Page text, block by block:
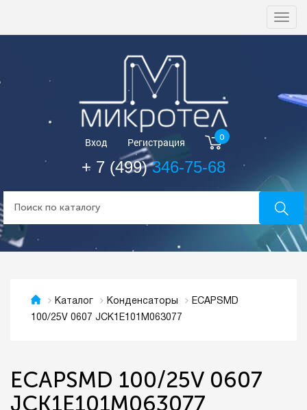
Вход Регистрация 0
+ 7 (499)346-75-68
Каталог Конденсаторы
ECAPSMD
100/25V 0607 JCK1E101M063077
ECAPSMD 100/25V 0607
JCK1E101M063077